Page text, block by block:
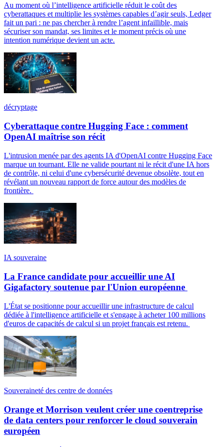
Au moment où l’intelligence artificielle réduit le coût des
cyberattaques et multiplie les systèmes capables d’agir seuls, Ledger
fait un pari : ne pas chercher à rendre l’agent infaillible, mais
sécuriser son mandat, ses limites et le moment précis où une
intention numérique devient un acte.
décryptage
Cyberattaque contre Hugging Face : comment
OpenAI maîtrise son récit
L'intrusion menée par des agents IA d'OpenAI contre Hugging Face
marque un tournant. Elle ne valide pourtant ni le récit d'une IA hors
de contrôle, ni celui d'une cybersécurité devenue obsolète, tout en
révélant un nouveau rapport de force autour des modèles de
frontière.
IA souveraine
La France candidate pour accueillir une AI
Gigafactory soutenue par l'Union européenne
L'État se positionne pour accueillir une infrastructure de calcul
dédiée à l'intelligence artificielle et s'engage à acheter 100 millions
d'euros de capacités de calcul si un projet français est retenu.
Souveraineté des centre de données
Orange et Morrison veulent créer une coentreprise
de data centers pour renforcer le cloud souverain
européen